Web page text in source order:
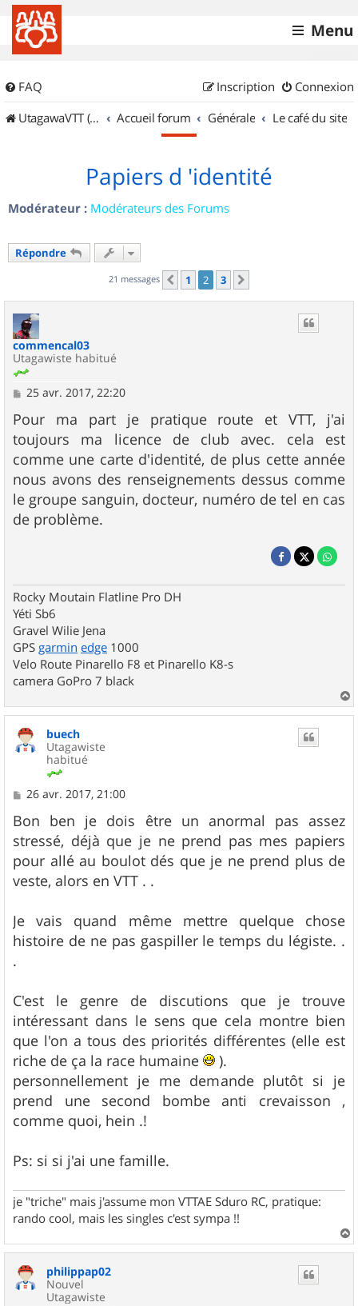
Menu
FAQ Connexion
Inscription
UtagawaVTT (Randos VTT et VTTAE avec traces GPS)
Accueil forum Générale Le café du site
Papiers d 'identité
Modérateur : Modérateurs des Forums
Répondre
21 messages Précédent
1 2 3
commencal03
Utagawiste habitué
M
s
s
a
g
e
25 avr. 2017, 22:20
Pour ma part je pratique route et VTT, j'ai
toujours ma licence de club avec. cela est
comme une carte d'identité, de plus cette année
nous avons des renseignements dessus comme
le groupe sanguin, docteur, numéro de tel en cas
de problème.
Rocky Moutain Flatline Pro DH
Yéti Sb6
Gravel Wilie Jena
GPS garmin edge 1000
Velo Route Pinarello F8 et Pinarello K8-s
camera GoPro 7 black
a
u
buech
Utagawiste
habitué
M
s
s
a
g
e
26 avr. 2017, 21:00
Bon ben je dois être un anormal pas assez
stressé, déjà que je ne prend pas mes papiers
pour allé au boulot dés que je ne prend plus de
veste, alors en VTT . .
Je vais quand même mettre quelque chose
histoire de ne pas gaspiller le temps du légiste. .
.
C'est le genre de discutions que je trouve
intéressant dans le sens que cela montre bien
que l'on a tous des priorités différentes (elle est
riche de ça la race humaine
).
personnellement je me demande plutôt si je
prend une second bombe anti crevaisson ,
comme quoi, hein .!
Ps: si si j'ai une famille.
je "triche" mais j'assume mon VTTAE Sduro RC, pratique:
rando cool, mais les singles c'est sympa !!
a
philippap02
Nouvel
Utagawiste